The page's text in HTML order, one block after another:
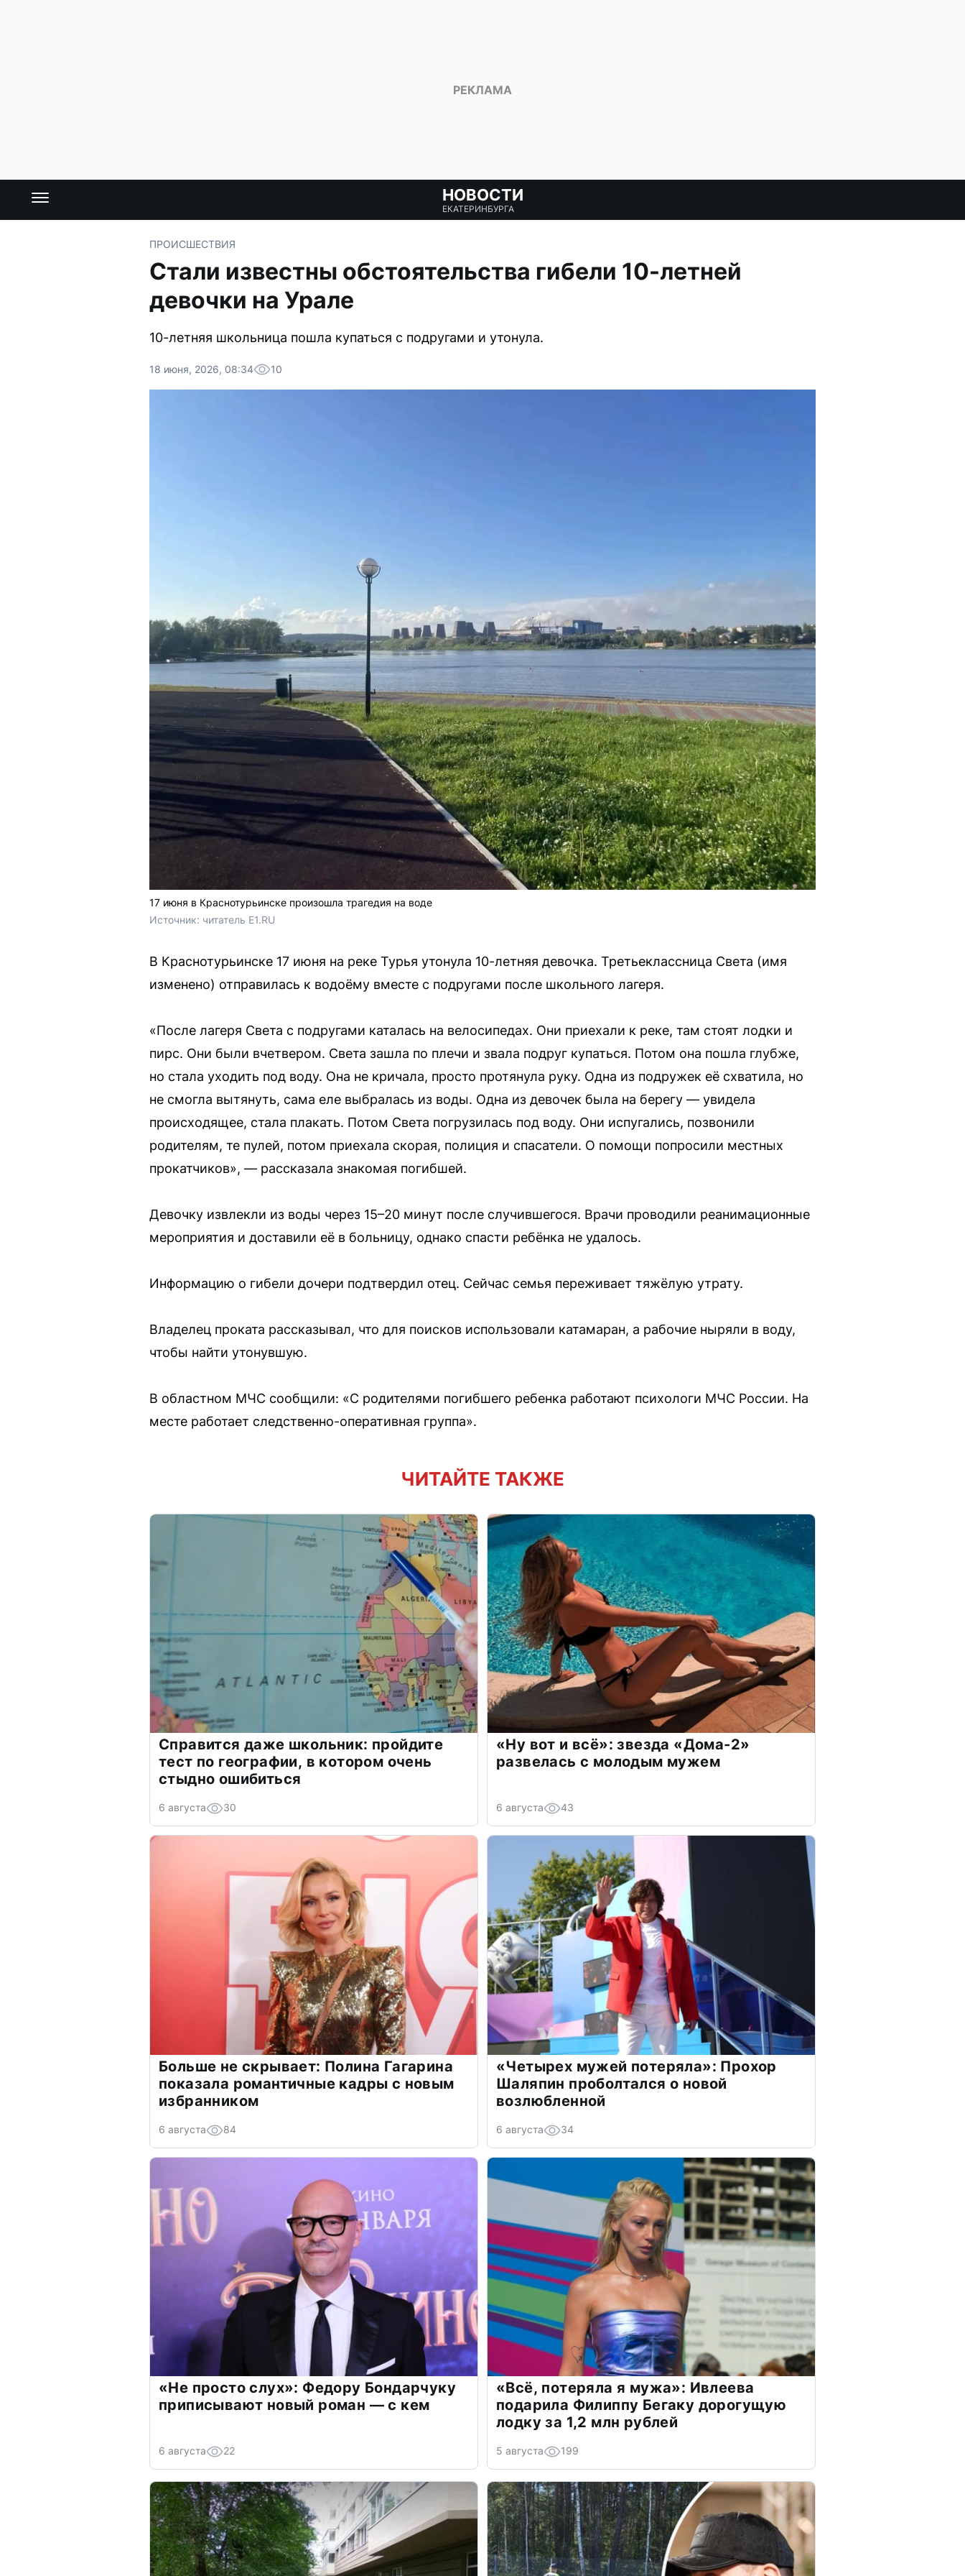
НОВОСТИ
ЕКАТЕРИНБУРГА
ПРОИСШЕСТВИЯ
Стали известны обстоятельства гибели 10-летней
девочки на Урале
10-летняя школьница пошла купаться с подругами и утонула.
18 июня, 2026, 08:34 10
17 июня в Краснотурьинске произошла трагедия на воде
Источник: читатель E1.RU
В Краснотурьинске 17 июня на реке Турья утонула 10-летняя девочка. Третьеклассница Света (имя
изменено) отправилась к водоёму вместе с подругами после школьного лагеря.
«После лагеря Света с подругами каталась на велосипедах. Они приехали к реке, там стоят лодки и
пирс. Они были вчетвером. Света зашла по плечи и звала подруг купаться. Потом она пошла глубже,
но стала уходить под воду. Она не кричала, просто протянула руку. Одна из подружек её схватила, но
не смогла вытянуть, сама еле выбралась из воды. Одна из девочек была на берегу — увидела
происходящее, стала плакать. Потом Света погрузилась под воду. Они испугались, позвонили
родителям, те пулей, потом приехала скорая, полиция и спасатели. О помощи попросили местных
прокатчиков», — рассказала знакомая погибшей.
Девочку извлекли из воды через 15–20 минут после случившегося. Врачи проводили реанимационные
мероприятия и доставили её в больницу, однако спасти ребёнка не удалось.
Информацию о гибели дочери подтвердил отец. Сейчас семья переживает тяжёлую утрату.
Владелец проката рассказывал, что для поисков использовали катамаран, а рабочие ныряли в воду,
чтобы найти утонувшую.
В областном МЧС сообщили: «С родителями погибшего ребенка работают психологи МЧС России. На
месте работает следственно-оперативная группа».
ЧИТАЙТЕ ТАКЖЕ
Справится даже школьник: пройдите
тест по географии, в котором очень
стыдно ошибиться
6 августа 30
«Ну вот и всё»: звезда «Дома-2»
развелась с молодым мужем
6 августа 43
Больше не скрывает: Полина Гагарина
показала романтичные кадры с новым
избранником
6 августа 84
«Четырех мужей потеряла»: Прохор
Шаляпин проболтался о новой
возлюбленной
6 августа 34
«Не просто слух»: Федору Бондарчуку
приписывают новый роман — с кем
6 августа 22
«Всё, потеряла я мужа»: Ивлеева
подарила Филиппу Бегаку дорогущую
лодку за 1,2 млн рублей
5 августа 199